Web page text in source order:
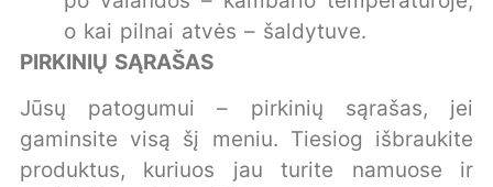
o kai pilnai atvės – šaldytuve.
PIRKINIŲ SĄRAŠAS
Jūsų patogumui – pirkinių sąrašas, jei
gaminsite visą šį meniu. Tiesiog išbraukite
produktus, kuriuos jau turite namuose ir